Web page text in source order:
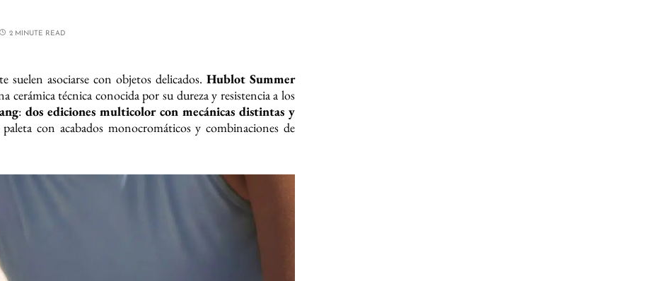
2 MINUTE READ
suelen asociarse con objetos delicados. Hublot Summer
cerámica técnica conocida por su dureza y resistencia a los
: dos ediciones multicolor con mecánicas distintas y
con acabados monocromáticos y combinaciones de